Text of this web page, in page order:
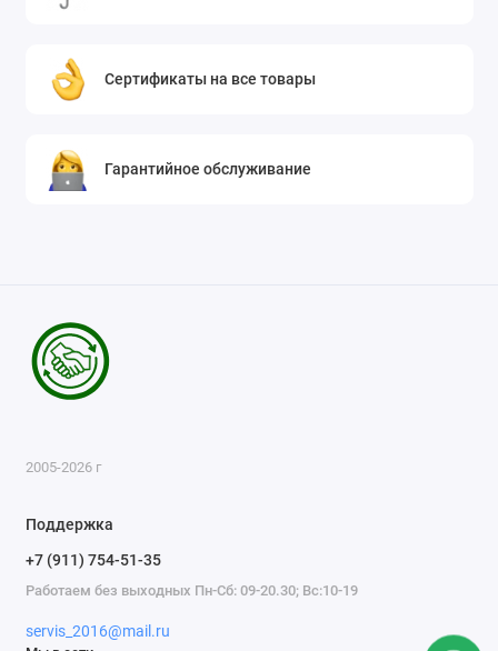
Сертификаты на все товары
Гарантийное обслуживание
2005-2026 г
Поддержка
+7 (911) 754-51-35
Работаем без выходных Пн-Сб: 09-20.30; Вс:10-19
servis_2016@mail.ru